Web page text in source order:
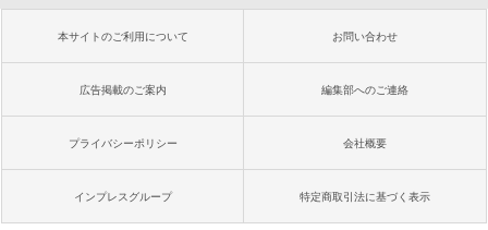
本サイトのご利用について お問い合わせ
広告掲載のご案内 編集部へのご連絡
プライバシーポリシー 会社概要
インプレスグループ 特定商取引法に基づく表示